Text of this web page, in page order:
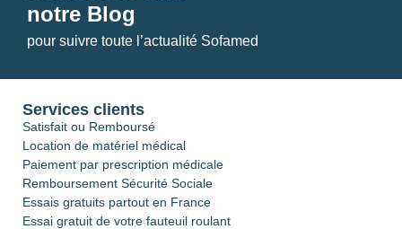
notre Blog
pour suivre toute l’actualité Sofamed
Services clients
Satisfait ou Remboursé
Location de matériel médical
Paiement par prescription médicale
Remboursement Sécurité Sociale
Essais gratuits partout en France
Essai gratuit de votre fauteuil roulant